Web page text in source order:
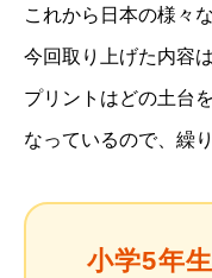
これから日本の様々
今回取り上げた内容
プリントはどの土台
なっているので、繰
小学5年